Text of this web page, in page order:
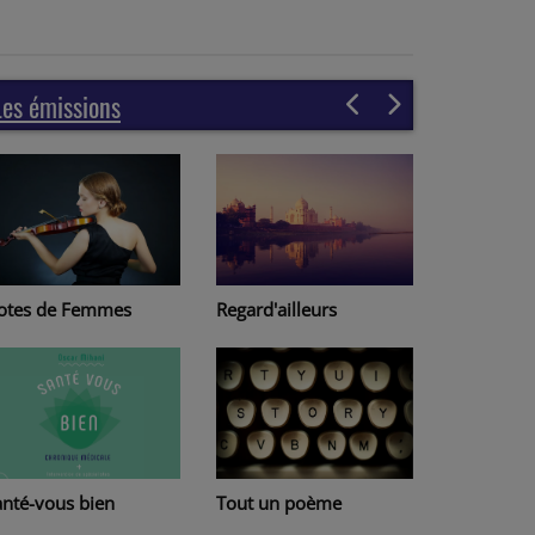
émissions
de Femmes
vous bien
Regard'ailleurs
Tout un poème